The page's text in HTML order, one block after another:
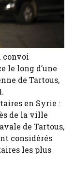
convoi
le long d’une
de Tartous,
en Syrie :
de la ville
de Tartous,
considérés
les plus